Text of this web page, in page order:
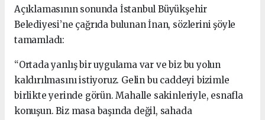
Açıklamasının sonunda İstanbul Büyükşehir
Belediyesi’ne çağrıda bulunan İnan, sözlerini şöyle
tamamladı:
“Ortada yanlış bir uygulama var ve biz bu yolun
kaldırılmasını istiyoruz. Gelin bu caddeyi bizimle
birlikte yerinde görün. Mahalle sakinleriyle, esnafla
konuşun. Biz masa başında değil, sahada